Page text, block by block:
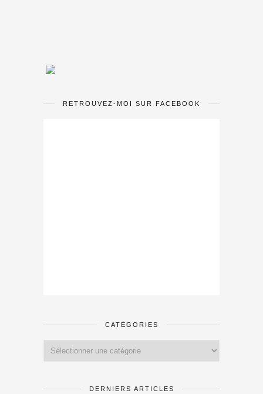
RETROUVEZ-MOI SUR FACEBOOK
CATÉGORIES
DERNIERS ARTICLES